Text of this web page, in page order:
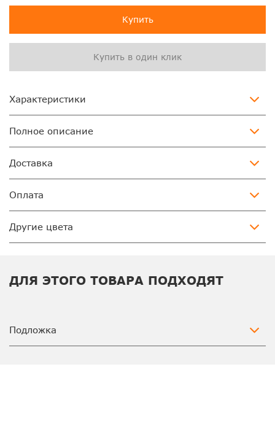
Купить
Купить в один клик
Характеристики
Полное описание
Доставка
Оплата
Другие цвета
ДЛЯ ЭТОГО ТОВАРА ПОДХОДЯТ
Подложка